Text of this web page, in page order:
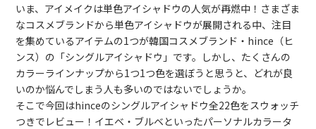
いま、アイメイクは単色アイシャドウの人気が再燃中！さまざま
なコスメブランドから単色アイシャドウが展開される中、注目
を集めているアイテムの1つが韓国コスメブランド・hince（ヒ
ンス）の「シングルアイシャドウ」です。しかし、たくさんの
カラーラインナップから1つ1つ色を選ぼうと思うと、どれが良
いのか悩んでしまう人も多いのではないでしょうか。
そこで今回はhinceのシングルアイシャドウ全22色をスウォッチ
つきでレビュー！イエベ・ブルベといったパーソナルカラータ